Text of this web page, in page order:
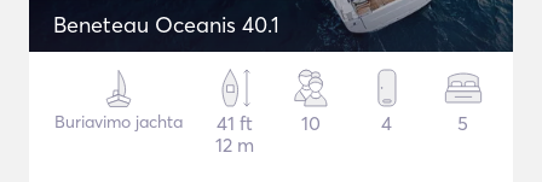
Beneteau Oceanis 40.1
Buriavimo jachta
41 ft
12 m
10 4 5